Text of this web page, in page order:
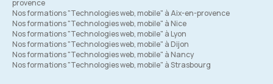
provence
Nos formations "Technologies web, mobile" à Aix-en-provence
Nos formations "Technologies web, mobile" à Nice
Nos formations "Technologies web, mobile" à Lyon
Nos formations "Technologies web, mobile" à Dijon
Nos formations "Technologies web, mobile" à Nancy
Nos formations "Technologies web, mobile" à Strasbourg